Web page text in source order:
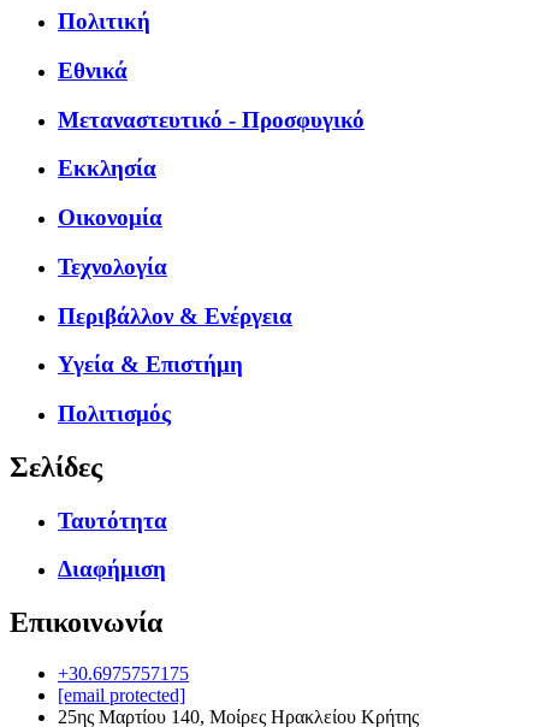
Πολιτική
Εθνικά
Μεταναστευτικό - Προσφυγικό
Εκκλησία
Οικονομία
Τεχνολογία
Περιβάλλον & Ενέργεια
Υγεία & Επιστήμη
Πολιτισμός
Σελίδες
Ταυτότητα
Διαφήμιση
Επικοινωνία
+30.6975757175
[email protected]
25ης Μαρτίου 140, Μοίρες Ηρακλείου Κρήτης